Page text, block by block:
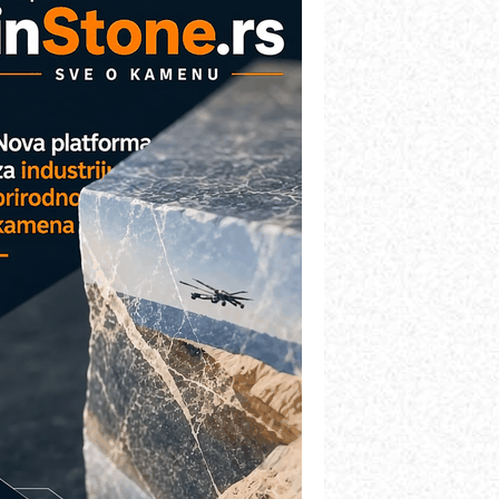
- Lim i mašine za savremena